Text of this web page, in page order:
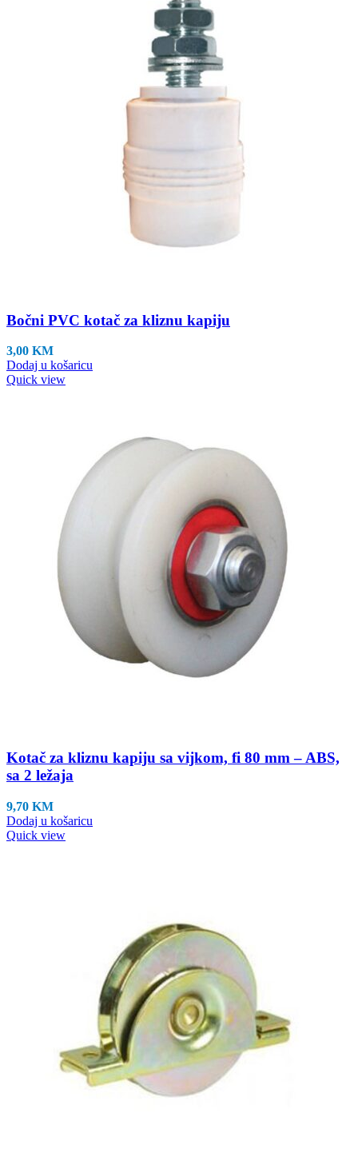
Bočni PVC kotač za kliznu kapiju
3,00 KM
Dodaj u košaricu
Quick view
Kotač za kliznu kapiju sa vijkom, fi 80 mm – ABS,
sa 2 ležaja
9,70 KM
Dodaj u košaricu
Quick view